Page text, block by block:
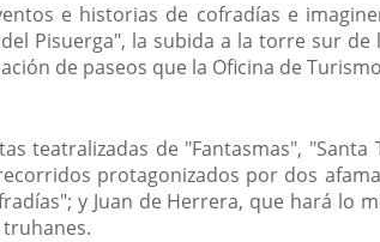
e historias de cofradías e
Pisuerga", la subida a la torre sur
de paseos que la Oficina de
teatralizadas de "Fantasmas",
protagonizados por dos
y Juan de Herrera, que hará lo
truhanes.